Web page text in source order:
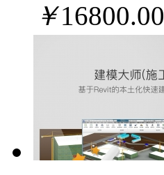
￥16800.00